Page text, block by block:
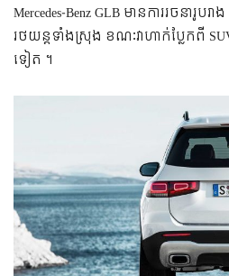
Mercedes-Benz GLB មាន​ការ​រចនា​រូប
រថយន្ត​ទាំងស្រុង ខណៈ​វា​ហាក់​ប្លែក​ពី
ទៀត ។